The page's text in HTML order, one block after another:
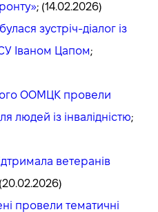
; (14.02.2026)
зустріч-діалог із
Іваном Цапом;
ООМЦК провели
людей із інвалідністю;
ветеранів
провели тематичні